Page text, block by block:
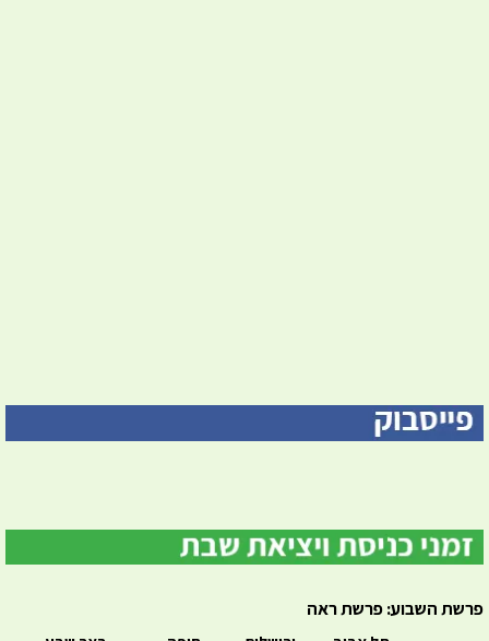
פרשת השבוע: פרשת ראה